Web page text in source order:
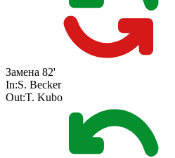
Замена 82'
In:S. Becker
Out:T. Kubo